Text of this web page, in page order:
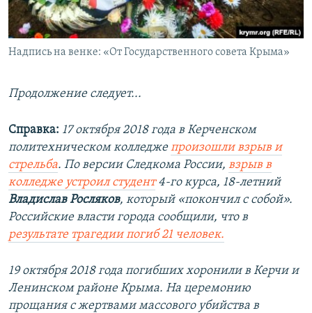
Надпись на венке: «От Государственного совета Крыма»
Продолжение следует...
Справка: 17 октября 2018 года в Керченском
политехническом колледжепроизошли взрыв и
стрельба. По версии Следкома России, взрыв в
колледже устроил студент4-го курса, 18-летний
Владислав Росляков, который «покончил с собой».
Российские власти города сообщили, что в
результате трагедии погиб 21 человек.
19 октября 2018 года погибших хоронили в Керчи и
Ленинском районе Крыма. На церемонию
прощания с жертвами массового убийства в